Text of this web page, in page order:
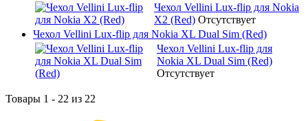
Чехол Vellini Lux-flip для Nokia
X2 (Red) Отсутствует
Чехол Vellini Lux-flip для Nokia XL Dual Sim (Red)
Чехол Vellini Lux-flip для
Nokia XL Dual Sim (Red)
Отсутствует
Товары 1 - 22 из 22